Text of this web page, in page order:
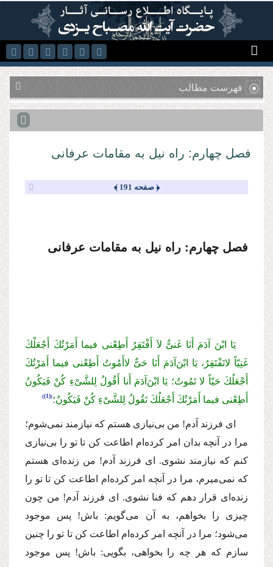
رفتن به محتوای اصلی
فهرست مطالب
فصل چهارم: راه نیل به مقامات عرفانى
﴿ صفحه 191 ﴾
فصل چهارم: راه نیل به مقامات عرفانى
یَا ابْنَ آدَمَ أَنَا غَنیٌّ لاَ أَفْتَقِرُ أَطِعْنی فیما أَمَرْتُكَ أَجْعَلْكَ
غَنِیّاً لاتَفْتَقِرُ، یَا ابْنَ‌آدَمَ أَنَا حَىٌّ لاأَمُوتُ أَطِعْنی فیما أَمَرْتُكَ
أَجْعَلُكَ حَیّاً لا تَمُوتُ؛ یَا ابْنَ‌آدَمَ أَنا أَقُولُ لِلشَّیْءِ كُنْ فَیَكُونُ
أَطِعْنی فیما أَمَرْتُكَ أَجْعَلُكَ تَقُولُ لِلشَّیْءِ كُنْ فَیَكُونُ؛ (1)
اى فرزند آدم! من بى‌نیازى هستم كه نیازمند نمى‌شوم؛
مرا در آنچه بدان امر كرده‌ام اطاعت كن تا تو را بى‌نیازى
كنم كه نیازمند نشوى. اى فرزند آدم! من زنده‌اى هستم
كه نمى‌میرم، مرا در آنچه امر كرده‌ام اطاعت كن تا تو را
زنده‌اى قرار دهم كه فنا نشوى. اى فرزند آدم! من چون
چیزى را بخواهم، به آن مى‌گویم: باش! پس موجود
مى‌شود؛ مرا در آنچه امر كرده‌ام اطاعت كن تا تو را چنین
سازم كه هر چه را بخواهى، بگویى: باش! پس موجود